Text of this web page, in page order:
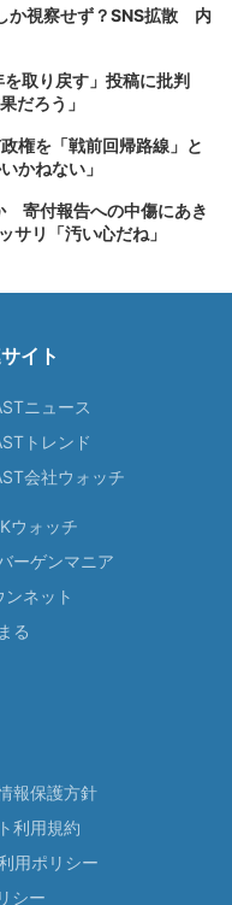
か視察せず？SNS拡散 内
を取り戻す」投稿に批判
だろう」
権を「戦前回帰路線」と
かねない」
寄付報告への中傷にあき
サリ「汚い心だね」
イト
ニュース
トレンド
会社ウォッチ
ウォッチ
ーゲンマニア
ネット
る
報保護方針
利用規約
用ポリシー
シー